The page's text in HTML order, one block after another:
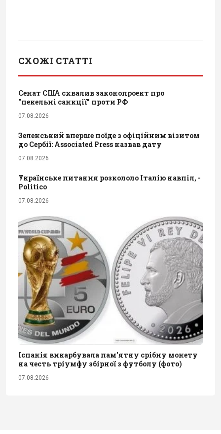
СХОЖІ СТАТТІ
Сенат США схвалив законопроект про
"пекельні санкції" проти РФ
07.08.2026
Зеленський вперше поїде з офіційним візитом
до Сербії: Associated Press назвав дату
07.08.2026
Українське питання розкололо Італію навпіл, -
Politico
07.08.2026
Іспанія викарбувала пам'ятну срібну монету
на честь тріумфу збірної з футболу (фото)
07.08.2026